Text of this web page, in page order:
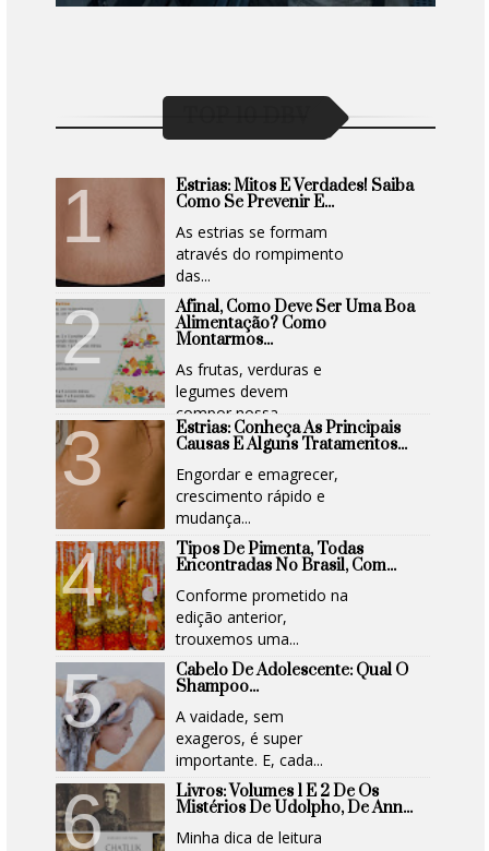
Estrias: Mitos E Verdades! Saiba
Como Se Prevenir E...
As estrias se formam
através do rompimento
das...
Afinal, Como Deve Ser Uma Boa
Alimentação? Como
Montarmos...
As frutas, verduras e
legumes devem
compor nossa...
Estrias: Conheça As Principais
Causas E Alguns Tratamentos...
Engordar e emagrecer,
crescimento rápido e
mudança...
Tipos De Pimenta, Todas
Encontradas No Brasil, Com...
Conforme prometido na
edição anterior,
trouxemos uma...
Cabelo De Adolescente: Qual O
Shampoo...
A vaidade, sem
exageros, é super
importante. E, cada...
Livros: Volumes 1 E 2 De Os
Mistérios De Udolpho, De Ann...
Minha dica de leitura